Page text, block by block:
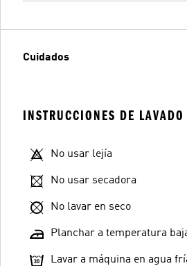
Cuidados
INSTRUCCIONES DE LAVADO
No usar lejía
No usar secadora
No lavar en seco
Planchar a temperatura
Lavar a máquina en agua